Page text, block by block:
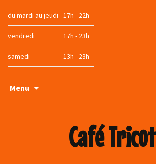
du mardi au jeudi 17h - 22h
vendredi 17h - 23h
samedi 13h - 23h
Menu
Café Tricot